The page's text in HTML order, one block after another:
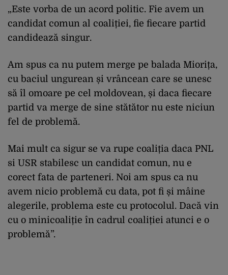
„Este vorba de un acord politic. Fie avem un
candidat comun al coaliției, fie fiecare partid
candidează singur.
Am spus ca nu putem merge pe balada Miorița,
cu baciul ungurean și vrâncean care se unesc
să îl omoare pe cel moldovean, și daca fiecare
partid va merge de sine stătător nu este niciun
fel de problemă.
Mai mult ca sigur se va rupe coaliția daca PNL
si USR stabilesc un candidat comun, nu e
corect fata de parteneri. Noi am spus ca nu
avem nicio problemă cu data, pot fi și mâine
alegerile, problema este cu protocolul. Dacă vin
cu o minicoaliție în cadrul coaliției atunci e o
problemă”.